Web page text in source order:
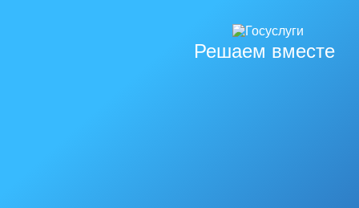
Решаем вместе